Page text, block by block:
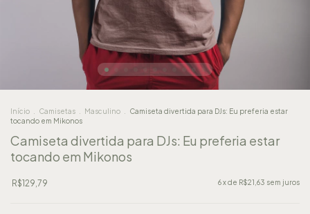
Início Camisetas Masculino
Camiseta divertida para DJs: Eu preferia estar
tocando em Mikonos
Camiseta divertida para DJs: Eu preferia estar
tocando em Mikonos
R$129,79 6x de R$21,63 sem juros